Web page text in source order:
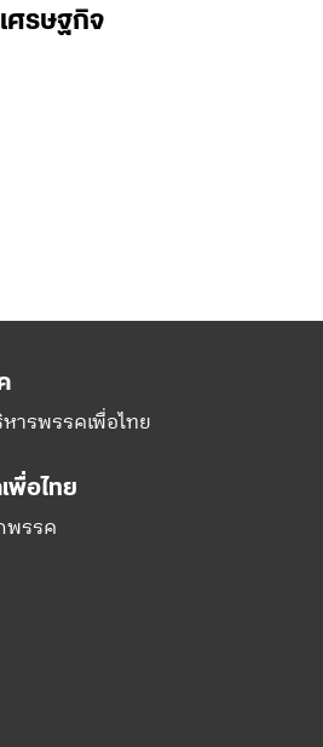
ศรษฐกิจ
ารพรรคเพื่อไทย
พื่อไทย
พรรค